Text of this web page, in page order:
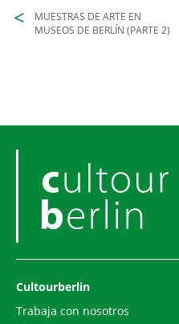
MUESTRAS DE ARTE EN
MUSEOS DE BERLÍN (PARTE 2)
Cultourberlin
Trabaja con nosotros